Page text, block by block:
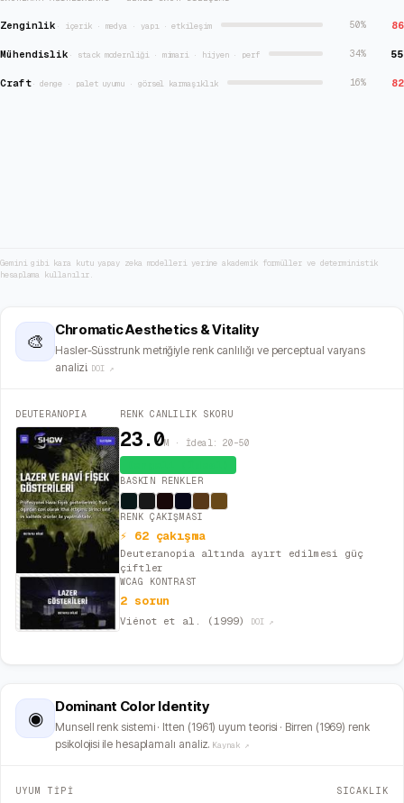
Zenginlik · içerik · medya · yapı · etkileşim 50% 86
Mühendislik · stack modernliği · mimari · hijyen · perf 34% 55
Craft·denge · palet uyumu · görsel karmaşıklık 16% 82
Gemini gibi kara kutu yapay zeka modelleri yerine akademik formüller ve deterministik
hesaplama kullanılır.
🎨
Chromatic Aesthetics & Vitality
Hasler-Süsstrunk metriğiyle renk canlılığı ve perceptual varyans
analizi. DOI ↗
DEUTERANOPIA RENK CANLILIK SKORU
23.0M · İdeal: 20–50
BASKIN RENKLER
RENK ÇAKIŞMASI
⚡ 62 çakışma
Deuteranopia altında ayırt edilmesi güç
çiftler
WCAG KONTRAST
2 sorun
Viénot et al. (1999) DOI ↗
◉
Dominant Color Identity
Munsell renk sistemi · Itten (1961) uyum teorisi · Birren (1969) renk
psikolojisi ile hesaplamalı analiz. Kaynak ↗
UYUM TİPİ SICAKLIK